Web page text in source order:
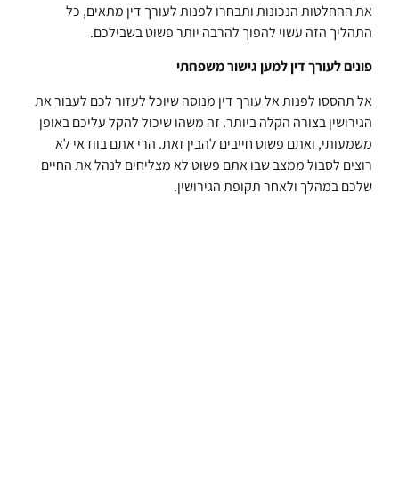
את ההחלטות הנכונות ותבחרו לפנות לעורך דין מתאים, כל
התהליך הזה עשוי להפוך להרבה יותר פשוט בשבילכם.
פונים לעורך דין למען גישור משפחתי
אל תהססו לפנות אל עורך דין מנוסה שיוכל לעזור לכם לעבור את
הגירושין בצורה הקלה ביותר. זה משהו שיכול להקל עליכם באופן
משמעותי, ואתם פשוט חייבים להבין זאת. הרי אתם בוודאי לא
רוצים לסבול ממצב שבו אתם פשוט לא מצליחים לנהל את החיים
שלכם במהלך ולאחר תקופת הגירושין.